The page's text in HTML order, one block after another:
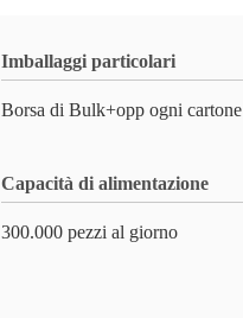
Imballaggi particolari
Borsa di Bulk+opp ogni cartone
Capacità di alimentazione
300.000 pezzi al giorno